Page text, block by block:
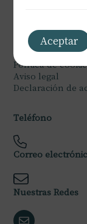
Legal
Política de
Política de
Aviso legal
Declaración de
Teléfono
Correo
Nuestras Redes
Aceptar